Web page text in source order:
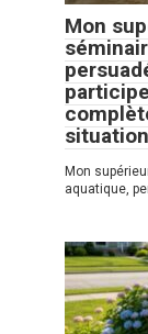
Mon
situation
Mon
aquatique,